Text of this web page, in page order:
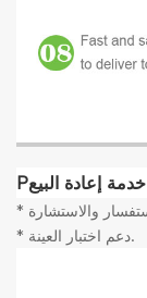
Pخدمة إعادة البيع
* دعم اختبار العينة.